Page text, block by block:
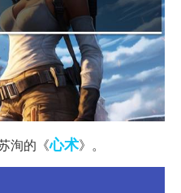
洵的《心术》。